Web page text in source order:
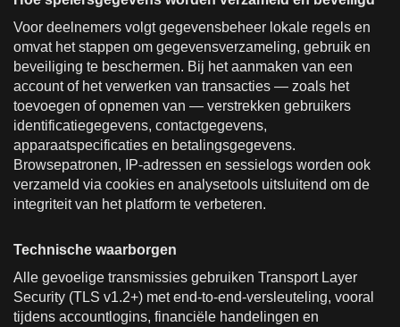
Voor deelnemers volgt gegevensbeheer lokale regels en
omvat het stappen om gegevensverzameling, gebruik en
beveiliging te beschermen. Bij het aanmaken van een
account of het verwerken van transacties — zoals het
toevoegen of opnemen van — verstrekken gebruikers
identificatiegegevens, contactgegevens,
apparaatspecificaties en betalingsgegevens.
Browsepatronen, IP-adressen en sessielogs worden ook
verzameld via cookies en analysetools uitsluitend om de
integriteit van het platform te verbeteren.
Technische waarborgen
Alle gevoelige transmissies gebruiken Transport Layer
Security (TLS v1.2+) met end-to-end-versleuteling, vooral
tijdens accountlogins, financiële handelingen en